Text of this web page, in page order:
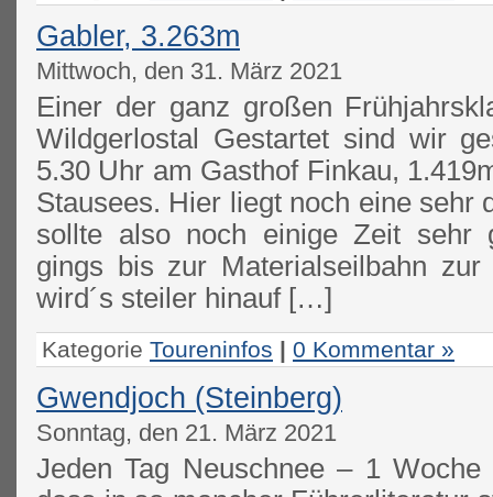
Gabler, 3.263m
Mittwoch, den 31. März 2021
Einer der ganz großen
Wildgerlostal Gestartet sind wir
5.30 Uhr am Gasthof Finkau,
Stausees. Hier liegt noch eine sehr
sollte also noch einige Zeit sehr
gings bis zur Materialseilbahn
wird´s steiler hinauf […]
Kategorie Toureninfos | 0 Kommentar »
Gwendjoch (Steinberg)
Sonntag, den 21. März 2021
Jeden Tag Neuschnee – 1